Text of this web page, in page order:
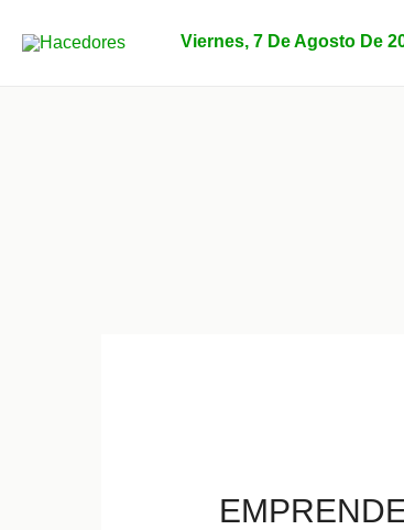
Viernes, 7 De Agosto De